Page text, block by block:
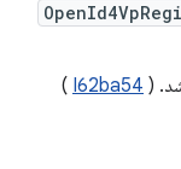
(
I62ba54
)